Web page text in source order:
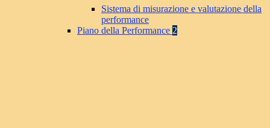
Sistema di misurazione e valutazione della
performance
Piano della Performance 2